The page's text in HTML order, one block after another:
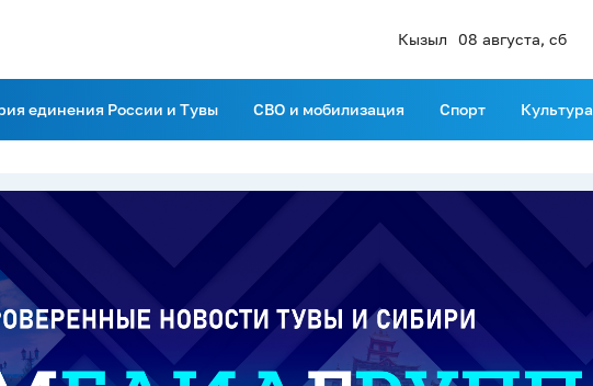
Кызыл 08 августа, сб
единения России и Тувы СВО и мобилизация Спорт Культура